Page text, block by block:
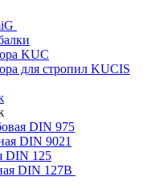
KUC
для стропил KUCIS
DIN 975
DIN 9021
DIN 125
DIN 127B